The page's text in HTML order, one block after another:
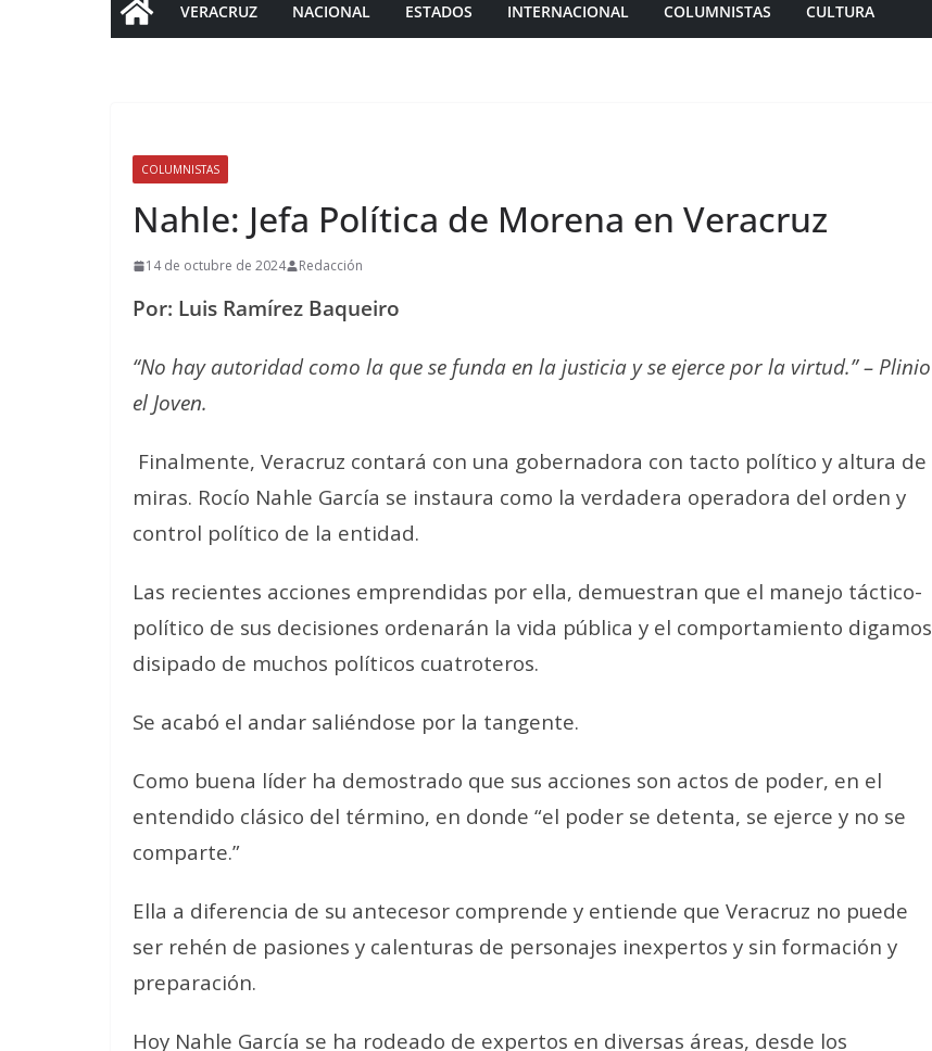
VERACRUZ NACIONAL ESTADOS INTERNACIONAL COLUMNISTAS CULTURA
COLUMNISTAS
Nahle: Jefa Política de Morena en Veracruz
14 de octubre de 2024 Redacción
Por: Luis Ramírez Baqueiro
“No hay autoridad como la que se funda en la justicia y se ejerce por la virtud.” – Plinio
el Joven.
Finalmente, Veracruz contará con una gobernadora con tacto político y altura de
miras. Rocío Nahle García se instaura como la verdadera operadora del orden y
control político de la entidad.
Las recientes acciones emprendidas por ella, demuestran que el manejo táctico-
político de sus decisiones ordenarán la vida pública y el comportamiento digamos
disipado de muchos políticos cuatroteros.
Se acabó el andar saliéndose por la tangente.
Como buena líder ha demostrado que sus acciones son actos de poder, en el
entendido clásico del término, en donde “el poder se detenta, se ejerce y no se
comparte.”
Ella a diferencia de su antecesor comprende y entiende que Veracruz no puede
ser rehén de pasiones y calenturas de personajes inexpertos y sin formación y
preparación.
Hoy Nahle García se ha rodeado de expertos en diversas áreas, desde los